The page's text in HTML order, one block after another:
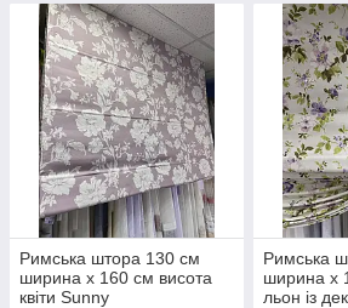
Римська штора 130 см
ширина х 160 см висота
квіти Sunny
Римська
ширина х
льон із